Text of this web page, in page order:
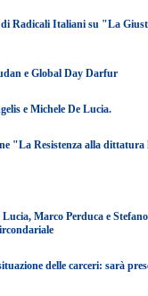
Radicali Italiani su "La
e Global Day Darfur
e Michele De Lucia.
"La Resistenza alla
Marco Perduca e
delle carceri: sarà